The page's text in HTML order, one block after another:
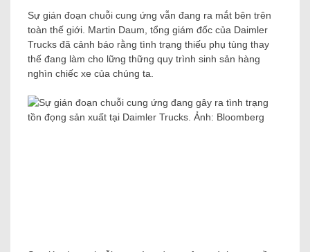
Sự gián đoạn chuỗi cung ứng vẫn đang ra mắt bên trên
toàn thế giới. Martin Daum, tổng giám đốc của Daimler
Trucks đã cảnh báo rằng tình trạng thiếu phụ tùng thay
thế đang làm cho lững thững quy trình sinh sản hàng
nghìn chiếc xe của chúng ta.